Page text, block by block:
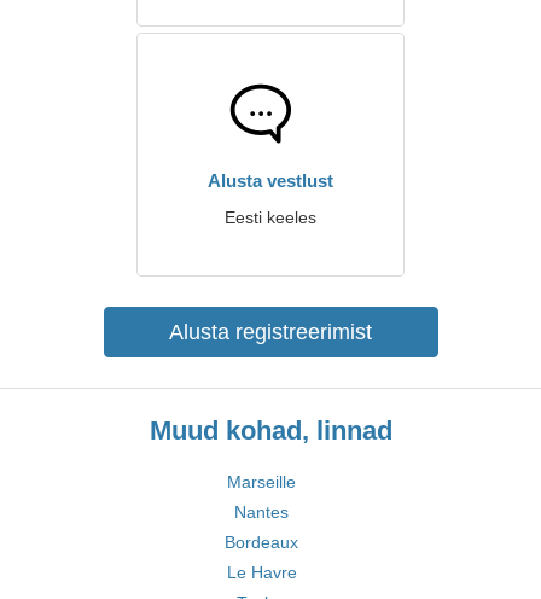
Alusta vestlust
Eesti keeles
Alusta registreerimist
Muud kohad, linnad
Marseille
Nantes
Bordeaux
Le Havre